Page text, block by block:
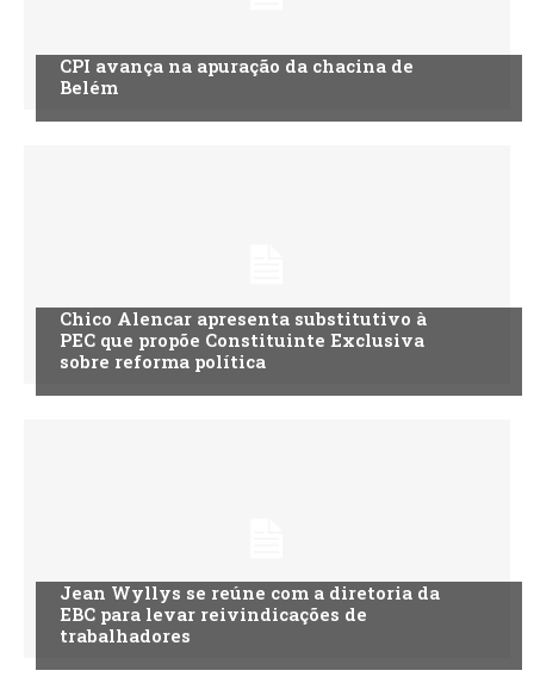
CPI avança na apuração da chacina de
Belém
Chico Alencar apresenta substitutivo à
PEC que propõe Constituinte Exclusiva
sobre reforma política
Jean Wyllys se reúne com a diretoria da
EBC para levar reivindicações de
trabalhadores